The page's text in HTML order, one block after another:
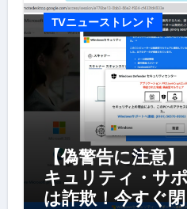
TVニューストレンド
【偽警告に注意
キュリティ・サ
は詐欺！今すぐ